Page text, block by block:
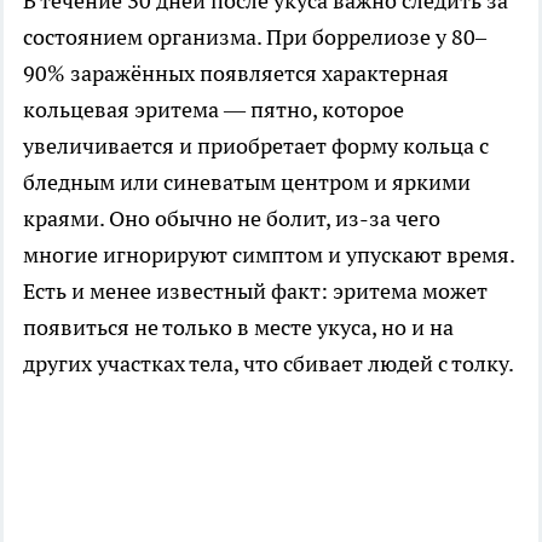
состоянием организма. При боррелиозе у 80–
90% заражённых появляется характерная
кольцевая эритема — пятно, которое
увеличивается и приобретает форму кольца с
бледным или синеватым центром и яркими
краями. Оно обычно не болит, из-за чего
многие игнорируют симптом и упускают время.
Есть и менее известный факт: эритема может
появиться не только в месте укуса, но и на
других участках тела, что сбивает людей с толку.